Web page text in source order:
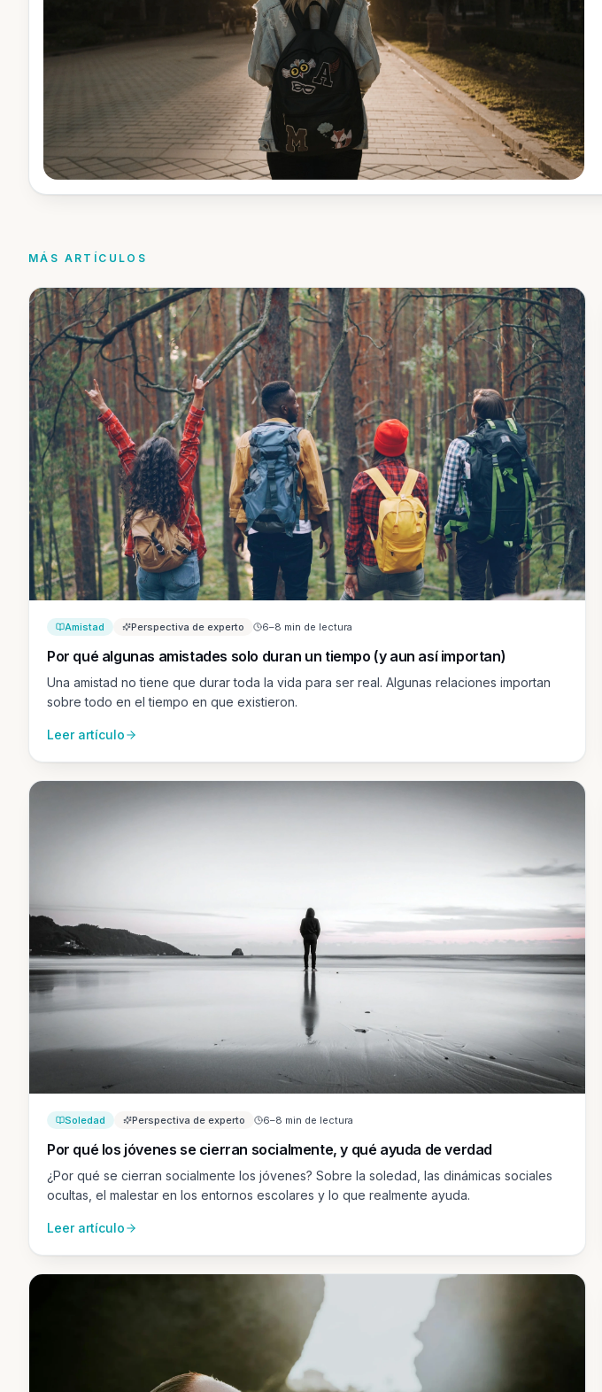
MÁS ARTÍCULOS
Amistad Perspectiva de experto 6–8 min de lectura
Por qué algunas amistades solo duran un tiempo (y aun así importan)
Una amistad no tiene que durar toda la vida para ser real. Algunas relaciones importan
sobre todo en el tiempo en que existieron.
Leer artículo
Soledad Perspectiva de experto 6–8 min de lectura
Por qué los jóvenes se cierran socialmente, y qué ayuda de verdad
¿Por qué se cierran socialmente los jóvenes? Sobre la soledad, las dinámicas sociales
ocultas, el malestar en los entornos escolares y lo que realmente ayuda.
Leer artículo